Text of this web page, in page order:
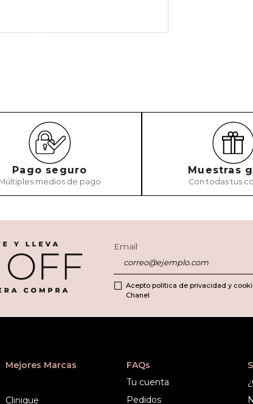
Escribe un
Pago seguro
Múltiples medios de pago
Muestras
Con todas tus
Email
Acepto política de privacidad y
Chanel
Mejores Marcas
Clinique
FAQs
Tu cuenta
Pedidos